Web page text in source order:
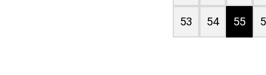
53 54 55